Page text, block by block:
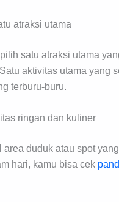
atraksi utama
satu atraksi utama
aktivitas utama yang
terburu-buru.
ringan dan kuliner
duduk atau spot
hari, kamu bisa cek